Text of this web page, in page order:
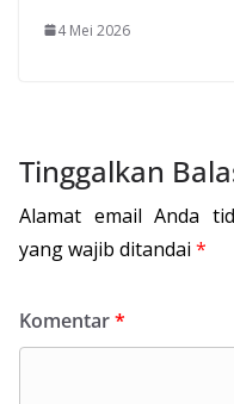
4 Mei 2026
Tinggalkan
Alamat email Anda
yang wajib ditandai *
Komentar*